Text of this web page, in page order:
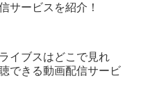
サービスを紹介！
イブスはどこで見れ
できる動画配信サービ